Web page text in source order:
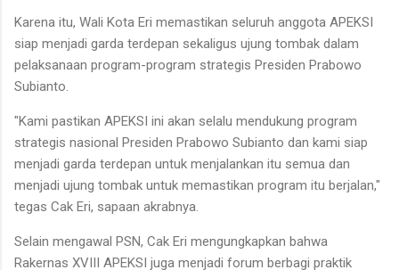
Karena itu, Wali Kota Eri memastikan seluruh anggota APEKSI
siap menjadi garda terdepan sekaligus ujung tombak dalam
pelaksanaan program-program strategis Presiden Prabowo
Subianto.
"Kami pastikan APEKSI ini akan selalu mendukung program
strategis nasional Presiden Prabowo Subianto dan kami siap
menjadi garda terdepan untuk menjalankan itu semua dan
menjadi ujung tombak untuk memastikan program itu berjalan,"
tegas Cak Eri, sapaan akrabnya.
Selain mengawal PSN, Cak Eri mengungkapkan bahwa
Rakernas XVIII APEKSI juga menjadi forum berbagi praktik